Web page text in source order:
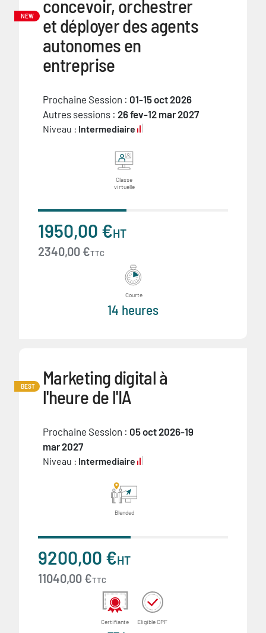
NEW
concevoir, orchestrer
et déployer des agents
autonomes en
entreprise
Prochaine Session : 01-15 oct 2026
Autres sessions : 26 fev-12 mar 2027
Niveau : Intermediaire
Classe
virtuelle
1950,00 €HT
2340,00 €TTC
Courte
14 heures
BEST
Marketing digital à
l'heure de l'IA
Prochaine Session : 05 oct 2026-19
mar 2027
Niveau : Intermediaire
Blended
9200,00 €HT
11040,00 €TTC
Certifiante Eligible CPF